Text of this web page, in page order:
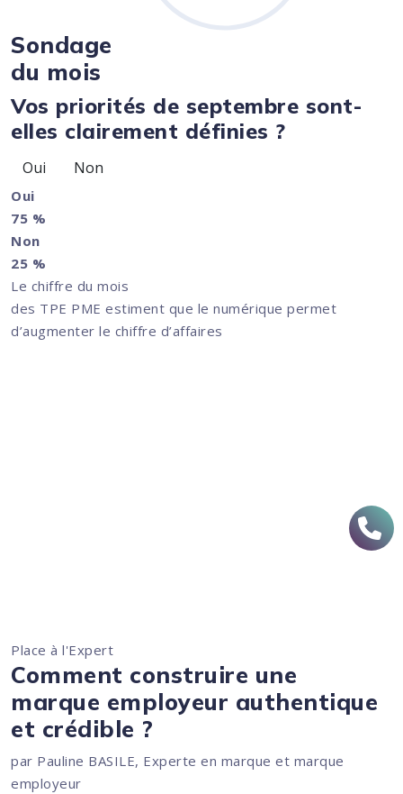
Sondage
du mois
Vos priorités de septembre sont-
elles clairement définies ?
Oui Non
Oui
75 %
Non
25 %
Le chiffre du mois
des TPE PME estiment que le numérique permet
d’augmenter le chiffre d’affaires
Place à l'Expert
Comment construire une
marque employeur authentique
et crédible ?
par Pauline BASILE, Experte en marque et marque
employeur